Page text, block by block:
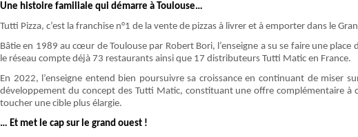
Une histoire familiale qui démarre à Toulouse…
Tutti Pizza, c’est la franchise n°1 de la vente de pizzas à livrer et à emporter dans le
Bâtie en 1989 au cœur de Toulouse par Robert Bori, l’enseigne a su se faire une
le réseau compte déjà 73 restaurants ainsi que 17 distributeurs Tutti Matic en France.
En 2022, l’enseigne entend bien poursuivre sa croissance en continuant de miser
développement du concept des Tutti Matic, constituant une offre complémentaire à
toucher une cible plus élargie.
… Et met le cap sur le grand ouest !